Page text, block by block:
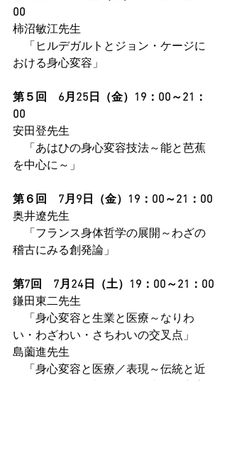
00
柿沼敏江先生
「ヒルデガルトとジョン・ケージに
おける身心変容」
第５回　6月25日（金）19：00～21：
00
安田登先生
「あはひの身心変容技法～能と芭蕉
を中心に～」
第６回　7月9日（金）19：00～21：00
奥井遼先生
「フランス身体哲学の展開～わざの
稽古にみる創発論」
第7回　7月24日（土）19：00～21：00
鎌田東二先生
「身心変容と生業と医療～なりわ
い・わざわい・さちわいの交叉点」
島薗進先生
「身心変容と医療／表現～伝統と近